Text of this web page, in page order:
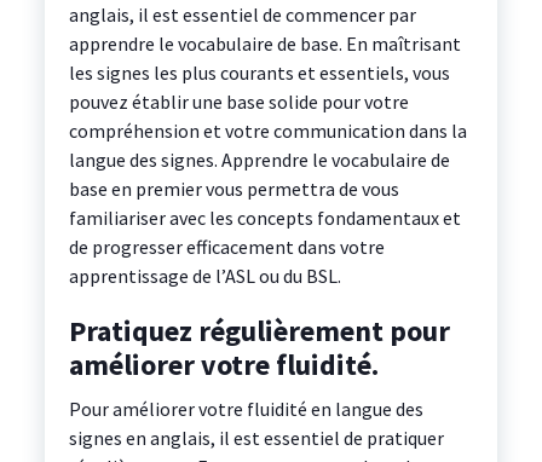
anglais, il est essentiel de commencer par
apprendre le vocabulaire de base. En maîtrisant
les signes les plus courants et essentiels, vous
pouvez établir une base solide pour votre
compréhension et votre communication dans la
langue des signes. Apprendre le vocabulaire de
base en premier vous permettra de vous
familiariser avec les concepts fondamentaux et
de progresser efficacement dans votre
apprentissage de l’ASL ou du BSL.
Pratiquez régulièrement pour
améliorer votre fluidité.
Pour améliorer votre fluidité en langue des
signes en anglais, il est essentiel de pratiquer